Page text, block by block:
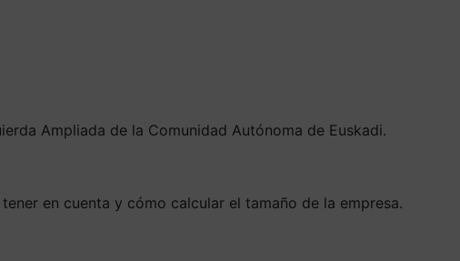
Ampliada de la Comunidad Autónoma de Euskadi.
en cuenta y cómo calcular el tamaño de la empresa.